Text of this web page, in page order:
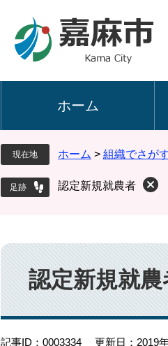
ホーム
現在地 ホーム > 組織でさが
認定新規就農者
本
文
認定新規就農
記事ID：0003334 更新日：2019